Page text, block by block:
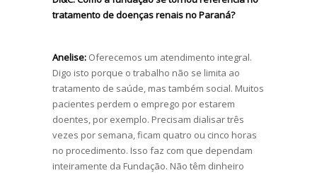
tratamento de doenças renais no Paraná?
Anelise: Oferecemos um atendimento integral.
Digo isto porque o trabalho não se limita ao
tratamento de saúde, mas também social. Muitos
pacientes perdem o emprego por estarem
doentes, por exemplo. Precisam dialisar três
vezes por semana, ficam quatro ou cinco horas
no procedimento. Isso faz com que dependam
inteiramente da Fundação. Não têm dinheiro